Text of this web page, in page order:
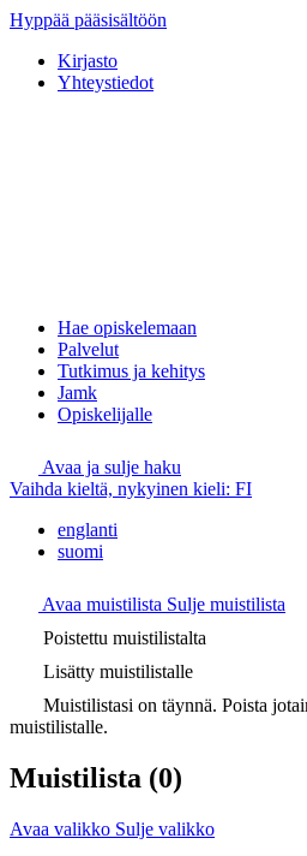
Hyppää pääsisältöön
Kirjasto
Yhteystiedot
Hae opiskelemaan
Palvelut
Tutkimus ja kehitys
Jamk
Opiskelijalle
Avaa ja sulje haku
Vaihda kieltä, nykyinen kieli: FI
englanti
suomi
Avaa muistilista Sulje muistilista
Poistettu muistilistalta
Lisätty muistilistalle
Muistilistasi on täynnä. Poista
muistilistalle.
Muistilista (0)
Avaa valikko Sulje valikko